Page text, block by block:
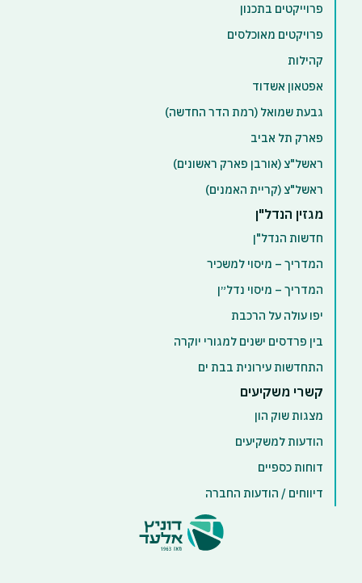
פרוייקטים בתכנון
פרויקטים מאוכלסים
קהילות
אפטאון אשדוד
גבעת שמואל (רמת הדר החדשה)
פארק תל אביב
ראשל"צ (אורבן פארק ראשונים)
ראשל"צ (קריית האמנים)
מגזין הנדל"ן
חדשות הנדל"ן
המדריך – מיסוי למשכיר
המדריך – מיסוי נדל״ן
יפו עולה על הרכבת
בין פרדסים ישנים למגורי יוקרה
התחדשות עירונית בבת ים
קשרי משקיעים
מצגות שוק הון
הודעות למשקיעים
דוחות כספיים
דיווחים / הודעות החברה